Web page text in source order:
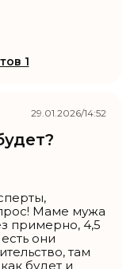
1
Маме мужа
примерно, 4,5
они
там
будет и
29.01.2026/14:52